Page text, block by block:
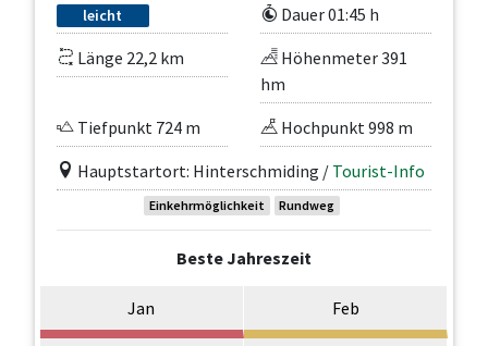
leicht
Dauer 01:45 h
Länge 22,2 km
Höhenmeter 391
hm
Tiefpunkt 724 m
Hochpunkt 998 m
Hauptstartort: Hinterschmiding / Tourist-Info
Einkehrmöglichkeit Rundweg
Beste Jahreszeit
Jan Feb